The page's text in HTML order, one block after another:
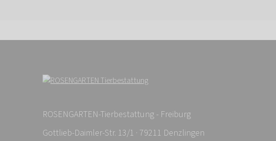
ROSENGARTEN-Tierbestattung - Freiburg
Gottlieb-Daimler-Str. 13/1 · 79211 Denzlingen